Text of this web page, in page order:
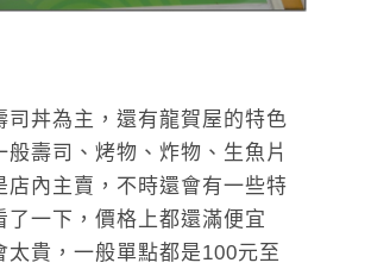
司丼為主，還有龍賀屋的特色
般壽司、烤物、炸物、生魚片
店內主賣，不時還會有一些特
了一下，價格上都還滿便宜
太貴，一般單點都是100元至